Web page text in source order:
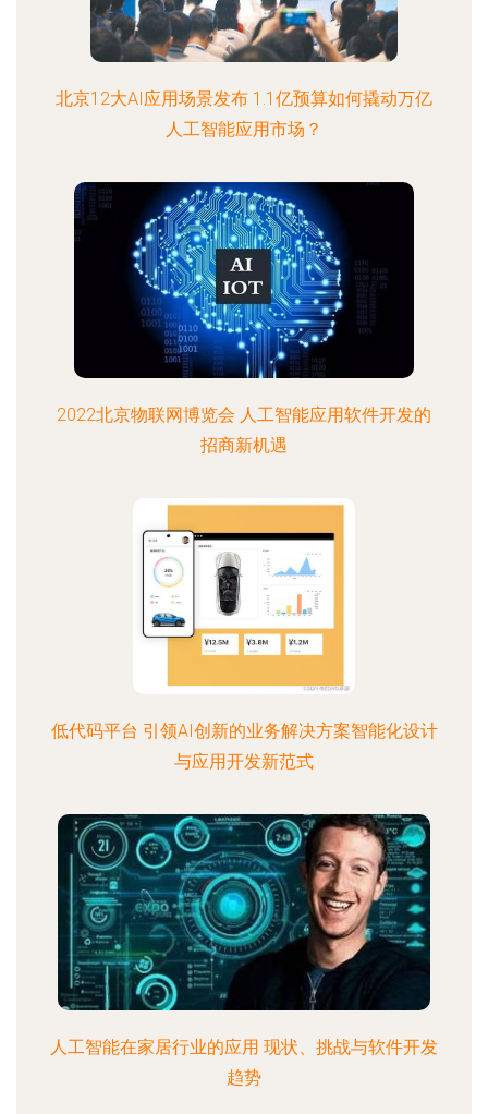
北京12大AI应用场景发布 1.1亿预算如何撬动万亿
人工智能应用市场？
2022北京物联网博览会 人工智能应用软件开发的
招商新机遇
低代码平台 引领AI创新的业务解决方案智能化设计
与应用开发新范式
人工智能在家居行业的应用 现状、挑战与软件开发
趋势